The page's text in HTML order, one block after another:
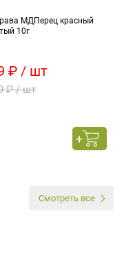
МДПерец красный
10г
₽ / шт
₽ / шт
Смотреть все